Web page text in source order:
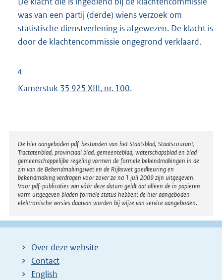
was van een partij (derde) wiens verzoek om
statistische dienstverlening is afgewezen. De klacht is
door de klachtencommissie ongegrond verklaard.
4
Kamerstuk 35 925 XIII, nr. 100.
Disclaimer
De hier aangeboden pdf-bestanden van het Staatsblad, Staatscourant,
Tractatenblad, provinciaal blad, gemeenteblad, waterschapsblad en blad
gemeenschappelijke regeling vormen de formele bekendmakingen in de
zin van de Bekendmakingswet en de Rijkswet goedkeuring en
bekendmaking verdragen voor zover ze na 1 juli 2009 zijn uitgegeven.
Voor pdf-publicaties van vóór deze datum geldt dat alleen de in papieren
vorm uitgegeven bladen formele status hebben; de hier aangeboden
elektronische versies daarvan worden bij wijze van service aangeboden.
Over deze website
Contact
English